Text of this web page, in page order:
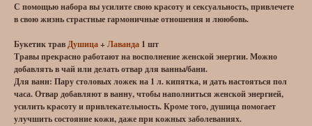
С помощью набора вы усилите свою красоту и сексуальность, привлечете
в свою жизнь страстные гармоничные отношения и лююбовь.
Букетик травДушица+Лаванда 1 шт
Травы прекрасно работают на восполнение женской энергии. Можно
добавлять в чай или делать отвар для ванны/бани.
Для ванн: Пару столовых ложек на 1 л. кипятка, и дать настояться пол
часа. Отвар добавляют в ванну, чтобы наполниться женской энергией,
усилить красоту и привлекательность. Кроме того, душица помогает
улучшить состояние кожи, даже при кожных заболеваниях.